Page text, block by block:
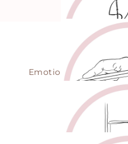
Emotionsschmuck
Jede
-